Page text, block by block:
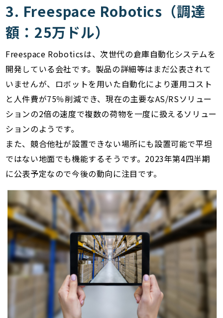
3. Freespace Robotics（調達
額：25万ドル）
Freespace Roboticsは、次世代の倉庫自動化システムを
開発している会社です。製品の詳細等はまだ公表されて
いませんが、ロボットを用いた自動化により運用コスト
と人件費が75％削減でき、現在の主要なAS/RSソリュー
ションの2倍の速度で複数の荷物を一度に扱えるソリュー
ションのようです。
また、競合他社が設置できない場所にも設置可能で平坦
ではない地面でも機能するそうです。2023年第4四半期
に公表予定なので今後の動向に注目です。